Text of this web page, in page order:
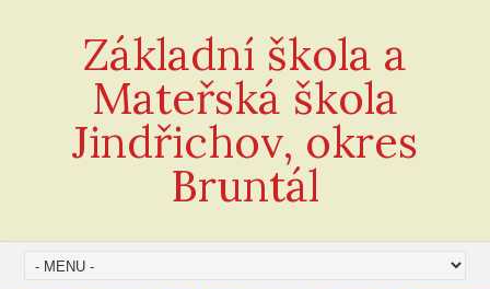
Základní škola a
Mateřská škola
Jindřichov, okres
Bruntál